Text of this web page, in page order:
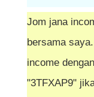
Jom jana
bersama
income
"3TFXAP9"